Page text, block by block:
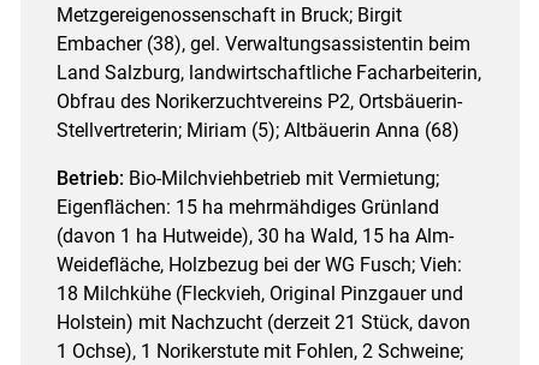
Metzgereigenossenschaft in Bruck; Birgit
Embacher (38), gel. Verwaltungsassistentin beim
Land Salzburg, landwirtschaftliche Facharbeiterin,
Obfrau des Norikerzuchtvereins P2, Ortsbäuerin-
Stellvertreterin; Miriam (5); Altbäuerin Anna (68)
Betrieb: Bio-Milchviehbetrieb mit Vermietung;
Eigenflächen: 15 ha mehrmähdiges Grünland
(davon 1 ha Hutweide), 30 ha Wald, 15 ha Alm-
Weidefläche, Holzbezug bei der WG Fusch; Vieh:
18 Milchkühe (Fleckvieh, Original Pinzgauer und
Holstein) mit Nachzucht (derzeit 21 Stück, davon
1 Ochse), 1 Norikerstute mit Fohlen, 2 Schweine;